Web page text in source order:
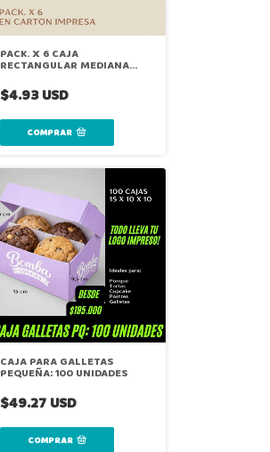
PACK. X 6 CAJA
RECTANGULAR MEDIANA
$4.93 USD
CAJA PARA GALLETAS
PEQUEÑA: 100 UNIDADES
$49.27 USD
COMPRAR